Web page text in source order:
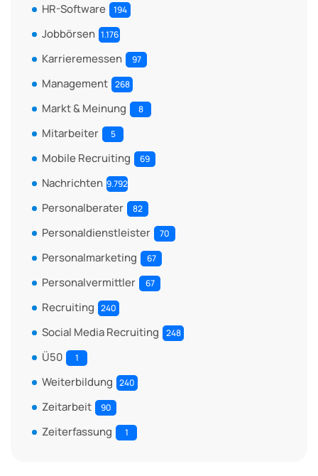
HR-Software 194
Jobbörsen 1.176
Karrieremessen 97
Management 268
Markt & Meinung 8
Mitarbeiter 5
Mobile Recruiting 69
Nachrichten 9.792
Personalberater 82
Personaldienstleister 70
Personalmarketing 67
Personalvermittler 67
Recruiting 240
Social Media Recruiting 248
Ü50 1
Weiterbildung 240
Zeitarbeit 90
Zeiterfassung 1